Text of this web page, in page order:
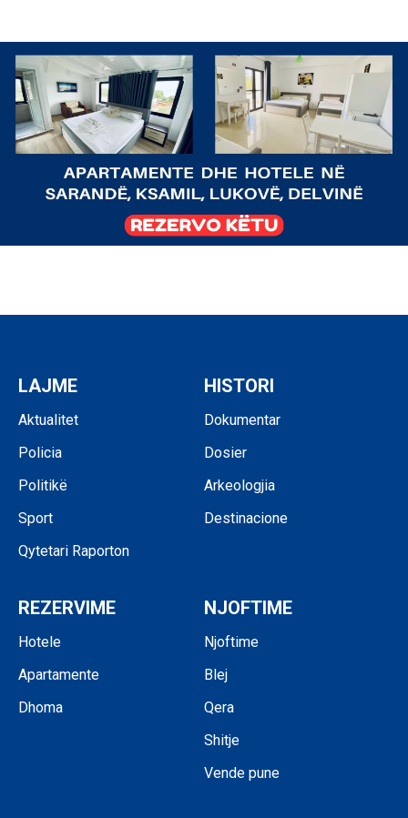
LAJME
Aktualitet
Policia
Politikë
Sport
Qytetari Raporton
HISTORI
Dokumentar
Dosier
Arkeologjia
Destinacione
REZERVIME
Hotele
Apartamente
Dhoma
NJOFTIME
Njoftime
Blej
Qera
Shitje
Vende pune